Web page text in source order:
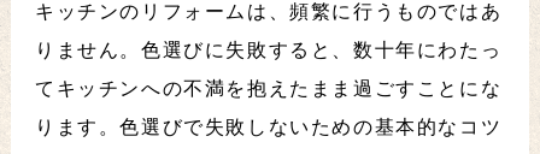
キッチンのリフォームは、頻繁に行うものではあ
りません。色選びに失敗すると、数十年にわたっ
てキッチンへの不満を抱えたまま過ごすことにな
ります。色選びで失敗しないための基本的なコツ